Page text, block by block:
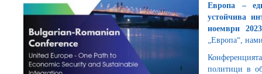
Европа –
устойчива
ноември
„Европа“,
политици в